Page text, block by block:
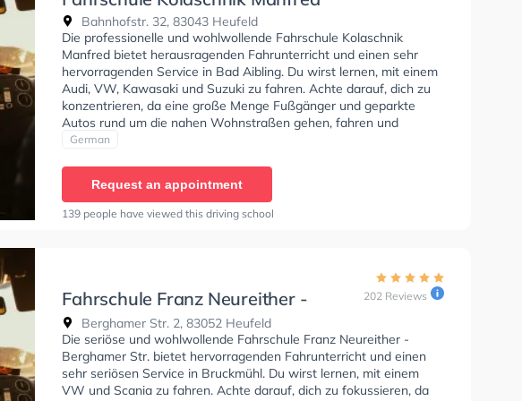
Bahnhofstr. 32, 83043 Heufeld
Die professionelle und wohlwollende Fahrschule Kolaschnik
Manfred bietet herausragenden Fahrunterricht und einen sehr
hervorragenden Service in Bad Aibling. Du wirst lernen, mit einem
Audi, VW, Kawasaki und Suzuki zu fahren. Achte darauf, dich zu
konzentrieren, da eine große Menge Fußgänger und geparkte
Autos rund um die nahen Wohnstraßen gehen, fahren und
stehen. Die Fahrschule bietet Hervorragende Bedingungen um
Klasse AM, Klasse A2, Klasse C1, Klasse C1E, Klasse C, Klasse CE,
Klasse L und Klasse T zu erhalten.
German
Request an appointment
139 people have viewed this driving school
Fahrschule Franz Neureither -
Berghamer Str.
Berghamer Str. 2, 83052 Heufeld
202 Reviews
Die seriöse und wohlwollende Fahrschule Franz Neureither -
Berghamer Str. bietet hervorragenden Fahrunterricht und einen
sehr seriösen Service in Bruckmühl. Du wirst lernen, mit einem
VW und Scania zu fahren. Achte darauf, dich zu fokussieren, da